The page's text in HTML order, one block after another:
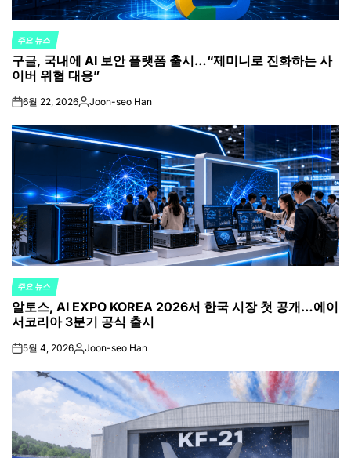
POSTED
IN
주요 뉴스
구글, 국내에 AI 보안 플랫폼 출시…“제미니로 진화하는 사
이버 위협 대응”
on6월 22, 2026Posted
Joon-seo Han
POSTED
IN
주요 뉴스
알토스, AI EXPO KOREA 2026서 한국 시장 첫 공개…에이
서코리아 3분기 공식 출시
on5월 4, 2026Posted
Joon-seo Han